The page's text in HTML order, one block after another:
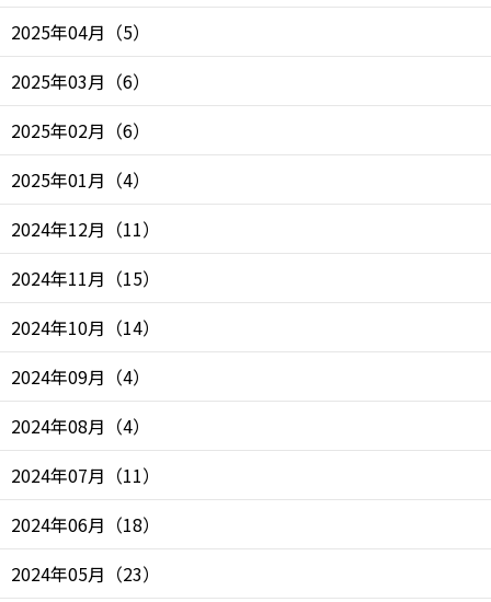
2025年04月 （5）
2025年03月 （6）
2025年02月 （6）
2025年01月 （4）
2024年12月 （11）
2024年11月 （15）
2024年10月 （14）
2024年09月 （4）
2024年08月 （4）
2024年07月 （11）
2024年06月 （18）
2024年05月 （23）